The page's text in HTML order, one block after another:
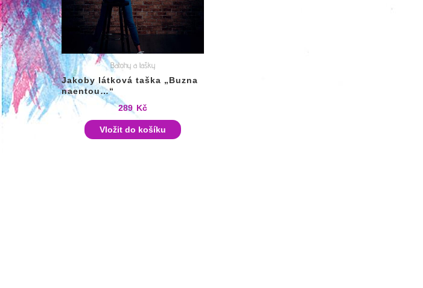
Batohy a tašky
Jakoby látková taška „Buzna
naentou…“
289 Kč
Vložit do košíku